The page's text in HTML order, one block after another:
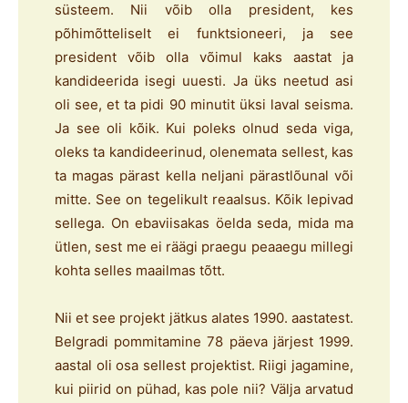
süsteem. Nii võib olla president, kes
põhimõtteliselt ei funktsioneeri, ja see
president võib olla võimul kaks aastat ja
kandideerida isegi uuesti. Ja üks neetud asi
oli see, et ta pidi 90 minutit üksi laval seisma.
Ja see oli kõik. Kui poleks olnud seda viga,
oleks ta kandideerinud, olenemata sellest, kas
ta magas pärast kella neljani pärastlõunal või
mitte. See on tegelikult reaalsus. Kõik lepivad
sellega. On ebaviisakas öelda seda, mida ma
ütlen, sest me ei räägi praegu peaaegu millegi
kohta selles maailmas tõtt.
Nii et see projekt jätkus alates 1990. aastatest.
Belgradi pommitamine 78 päeva järjest 1999.
aastal oli osa sellest projektist. Riigi jagamine,
kui piirid on pühad, kas pole nii? Välja arvatud